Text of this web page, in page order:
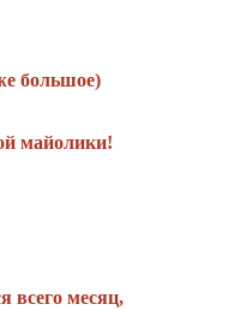
большое)
майолики!
всего месяц,